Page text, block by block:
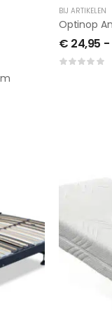
BIJ ARTIKELEN
€ 24,95 -